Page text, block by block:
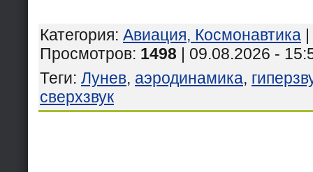
Категория: Авиация, Космонавтика |
Просмотров: 1498 | 09.08.2026 -
Теги: Лунев, аэродинамика,
сверхзвук